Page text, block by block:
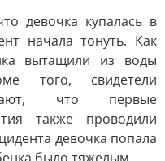
девочка купалась в
начала тонуть. Как
вытащили из воды
того, свидетели
что первые
также проводили
девочка попала